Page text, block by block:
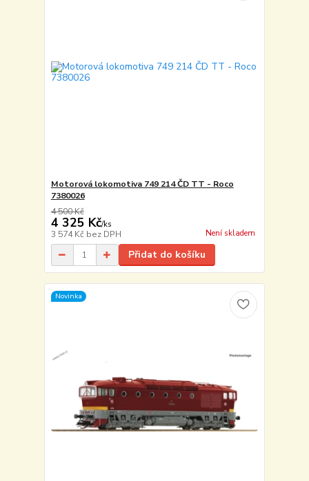
Motorová lokomotiva 749 214 ČD TT - Roco
7380026
4 500 Kč
4 325 Kč/ks
3 574 Kč bez DPH Není skladem
Přidat do košíku
Novinka